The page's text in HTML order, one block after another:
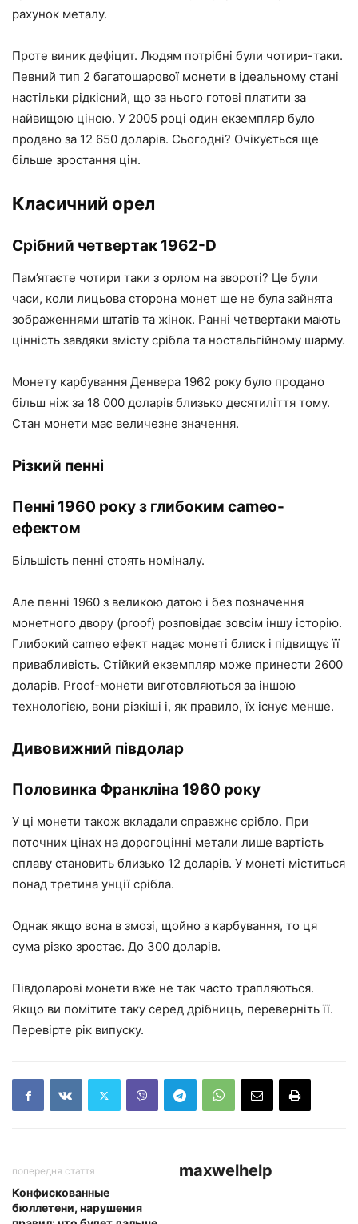
рахунок металу.
Проте виник дефіцит. Людям потрібні були чотири-таки.
Певний тип 2 багатошарової монети в ідеальному стані
настільки рідкісний, що за нього готові платити за
найвищою ціною. У 2005 році один екземпляр було
продано за 12 650 доларів. Сьогодні? Очікується ще
більше зростання цін.
Класичний орел
Срібний четвертак 1962-D
Пам’ятаєте чотири таки з орлом на звороті? Це були
часи, коли лицьова сторона монет ще не була зайнята
зображеннями штатів та жінок. Ранні четвертаки мають
цінність завдяки змісту срібла та ностальгійному шарму.
Монету карбування Денвера 1962 року було продано
більш ніж за 18 000 доларів близько десятиліття тому.
Стан монети має величезне значення.
Різкий пенні
Пенні 1960 року з глибоким cameo-
ефектом
Більшість пенні стоять номіналу.
Але пенні 1960 з великою датою і без позначення
монетного двору (proof) розповідає зовсім іншу історію.
Глибокий cameo ефект надає монеті блиск і підвищує її
привабливість. Стійкий екземпляр може принести 2600
доларів. Proof-монети виготовляються за іншою
технологією, вони різкіші і, як правило, їх існує менше.
Дивовижний півдолар
Половинка Франкліна 1960 року
У ці монети також вкладали справжнє срібло. При
поточних цінах на дорогоцінні метали лише вартість
сплаву становить близько 12 доларів. У монеті міститься
понад третина унції срібла.
Однак якщо вона в змозі, щойно з карбування, то ця
сума різко зростає. До 300 доларів.
Півдоларові монети вже не так часто трапляються.
Якщо ви помітите таку серед дрібниць, переверніть її.
Перевірте рік випуску.
попередня стаття
Конфискованные
бюллетени, нарушения
maxwelhelp